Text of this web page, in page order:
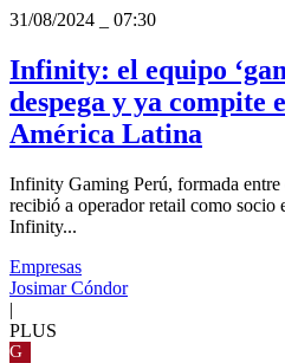
31/08/2024 07:30
Infinity: el equipo
despega y ya compite
América Latina
Infinity Gaming Perú, formada
recibió a operador retail como socio
Infinity...
Empresas
Josimar Cóndor
|
PLUS
G